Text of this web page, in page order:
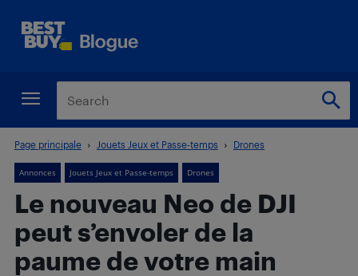
Page principale Jouets Jeux et Passe-temps Drones
Annonces Jouets Jeux et Passe-temps Drones
Le nouveau Neo de DJI
peut s’envoler de la
paume de votre main